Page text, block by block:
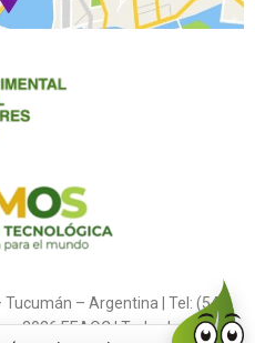
– Argentina | Tel: (54
2026 EEAOC | Todos los